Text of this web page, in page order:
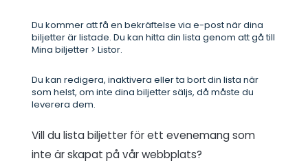
Du kommer att få en bekräftelse via e-post när dina
biljetter är listade. Du kan hitta din lista genom att gå till
Mina biljetter > Listor.
Du kan redigera, inaktivera eller ta bort din lista när
som helst, om inte dina biljetter säljs, då måste du
leverera dem.
Vill du lista biljetter för ett evenemang som
inte är skapat på vår webbplats?